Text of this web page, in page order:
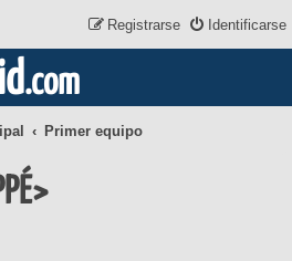
Identificarse
Registrarse
.com
Primer equipo